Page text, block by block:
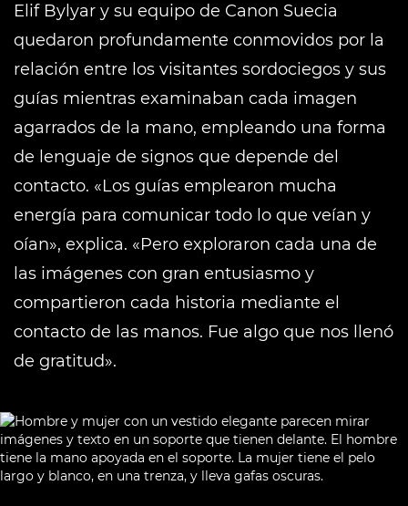
Elif Bylyar y su equipo de Canon Suecia
quedaron profundamente conmovidos por la
relación entre los visitantes sordociegos y sus
guías mientras examinaban cada imagen
agarrados de la mano, empleando una forma
de lenguaje de signos que depende del
contacto. «Los guías emplearon mucha
energía para comunicar todo lo que veían y
oían», explica. «Pero exploraron cada una de
las imágenes con gran entusiasmo y
compartieron cada historia mediante el
contacto de las manos. Fue algo que nos llenó
de gratitud».